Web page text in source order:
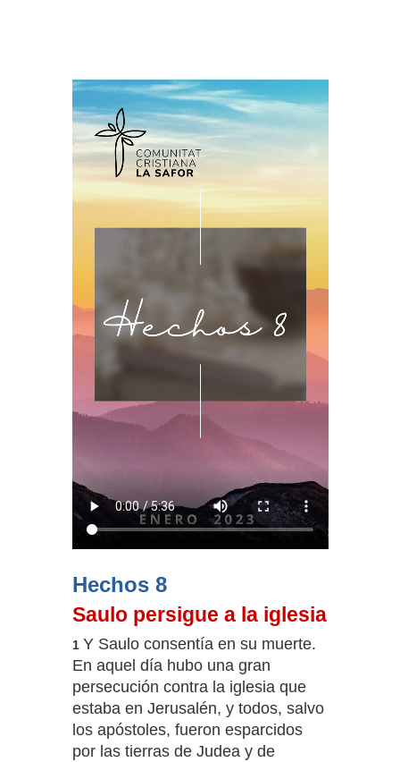
Hechos 8
Saulo persigue a la iglesia
1 Y Saulo consentía en su muerte.
En aquel día hubo una gran
persecución contra la iglesia que
estaba en Jerusalén, y todos, salvo
los apóstoles, fueron esparcidos
por las tierras de Judea y de